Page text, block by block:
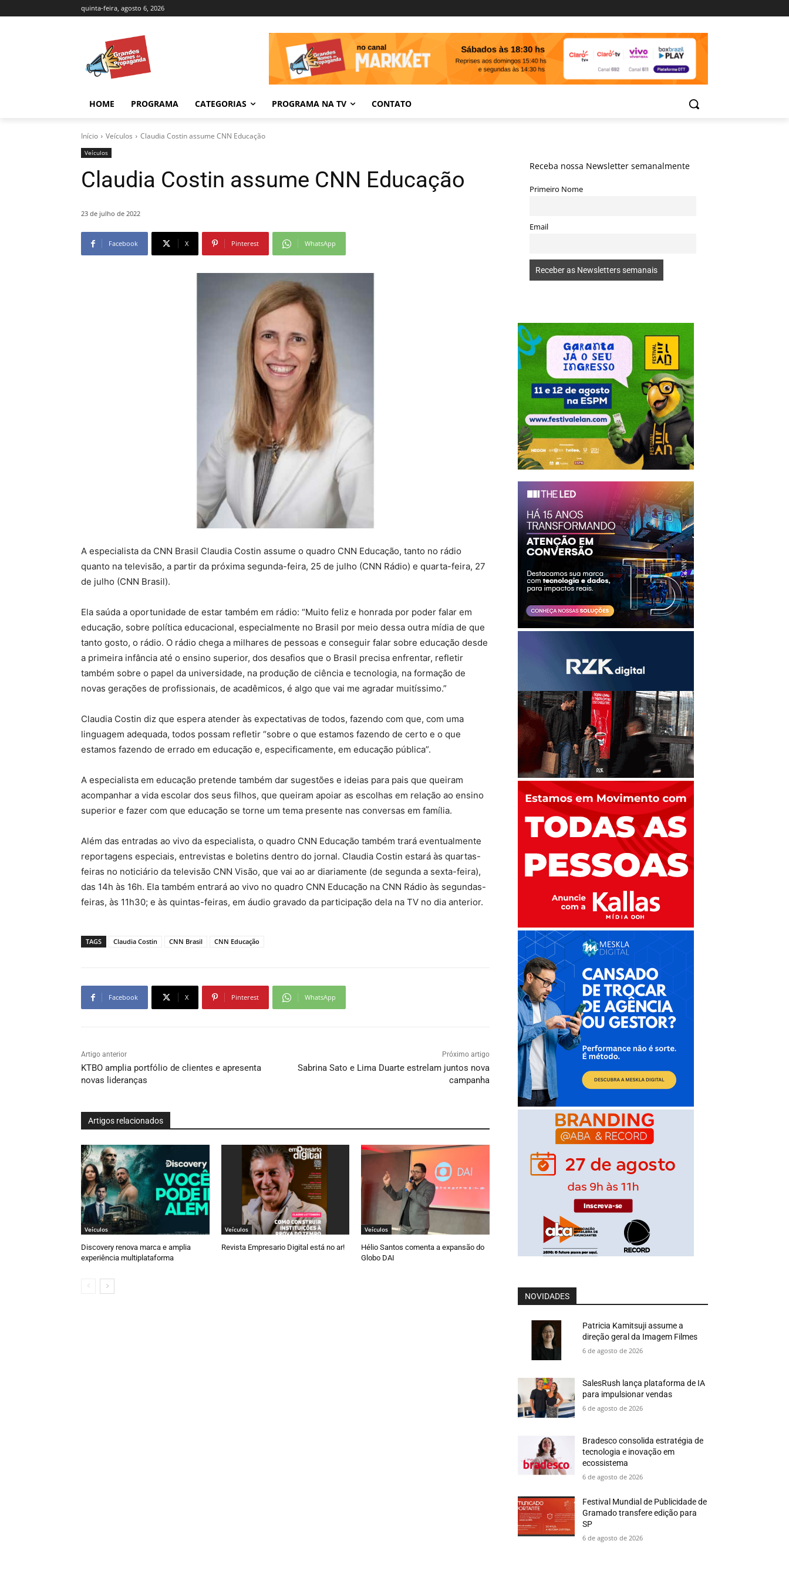
quinta-feira, agosto 6, 2026
HOME PROGRAMA CATEGORIAS PROGRAMA NA TV CONTATO
Início Veículos Claudia Costin assume CNN Educação
Veículos
Claudia Costin assume CNN Educação
23 de julho de 2022
Facebook X Pinterest WhatsApp
A especialista da CNN Brasil Claudia Costin assume o quadro CNN Educação, tanto no rádio
quanto na televisão, a partir da próxima segunda-feira, 25 de julho (CNN Rádio) e quarta-feira, 27
de julho (CNN Brasil).
Ela saúda a oportunidade de estar também em rádio: “Muito feliz e honrada por poder falar em
educação, sobre política educacional, especialmente no Brasil por meio dessa outra mídia de que
tanto gosto, o rádio. O rádio chega a milhares de pessoas e conseguir falar sobre educação desde
a primeira infância até o ensino superior, dos desafios que o Brasil precisa enfrentar, refletir
também sobre o papel da universidade, na produção de ciência e tecnologia, na formação de
novas gerações de profissionais, de acadêmicos, é algo que vai me agradar muitíssimo.”
Claudia Costin diz que espera atender às expectativas de todos, fazendo com que, com uma
linguagem adequada, todos possam refletir “sobre o que estamos fazendo de certo e o que
estamos fazendo de errado em educação e, especificamente, em educação pública”.
A especialista em educação pretende também dar sugestões e ideias para pais que queiram
acompanhar a vida escolar dos seus filhos, que queiram apoiar as escolhas em relação ao ensino
superior e fazer com que educação se torne um tema presente nas conversas em família.
Além das entradas ao vivo da especialista, o quadro CNN Educação também trará eventualmente
reportagens especiais, entrevistas e boletins dentro do jornal. Claudia Costin estará às quartas-
feiras no noticiário da televisão CNN Visão, que vai ao ar diariamente (de segunda a sexta-feira),
das 14h às 16h. Ela também entrará ao vivo no quadro CNN Educação na CNN Rádio às segundas-
feiras, às 11h30; e às quintas-feiras, em áudio gravado da participação dela na TV no dia anterior.
TAGS Claudia Costin CNN Brasil CNN Educação
Facebook X Pinterest WhatsApp
Artigo anterior
KTBO amplia portfólio de clientes e apresenta
novas lideranças
Próximo artigo
Sabrina Sato e Lima Duarte estrelam juntos nova
campanha
Artigos relacionados
Veículos
Discovery renova marca e amplia
experiência multiplataforma
Veículos
Revista Empresario Digital está no ar!
Veículos
Hélio Santos comenta a expansão do
Globo DAI
Receba nossa Newsletter semanalmente
Primeiro Nome
Email
NOVIDADES
Patricia Kamitsuji assume a
direção geral da Imagem Filmes
6 de agosto de 2026
SalesRush lança plataforma de IA
para impulsionar vendas
6 de agosto de 2026
Bradesco consolida estratégia de
tecnologia e inovação em
ecossistema
6 de agosto de 2026
Festival Mundial de Publicidade de
Gramado transfere edição para
SP
6 de agosto de 2026